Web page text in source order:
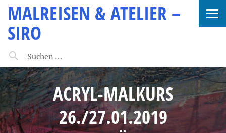
MALREISEN & ATELIER –
SIRO
ACRYL-MALKURS
26./27.01.2019